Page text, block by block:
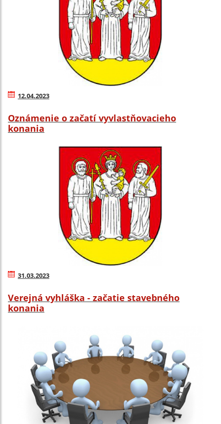
12.04.2023
Oznámenie o začatí vyvlastňovacieho
konania
31.03.2023
Verejná vyhláška - začatie stavebného
konania